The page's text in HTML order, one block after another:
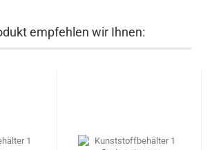
empfehlen wir Ihnen: